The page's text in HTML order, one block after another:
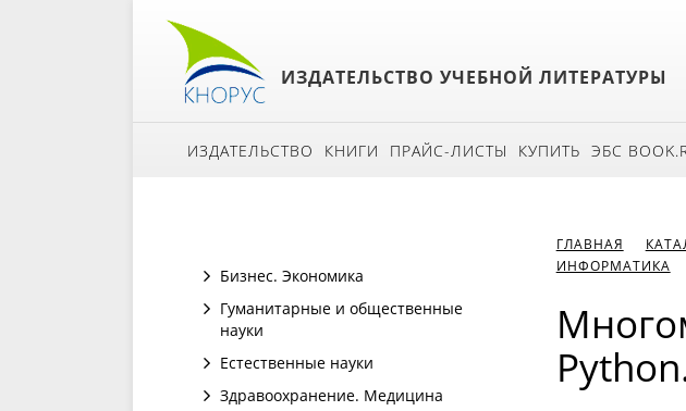
ИЗДАТЕЛЬСТВО УЧЕБНОЙ ЛИТЕРАТУРЫ
ИЗДАТЕЛЬСТВО КНИГИ ПРАЙС-ЛИСТЫ КУПИТЬ ЭБС
Бизнес. Экономика
Гуманитарные и общественные
науки
Естественные науки
Здравоохранение. Медицина
ГЛАВНАЯ
ИНФОРМАТИКА